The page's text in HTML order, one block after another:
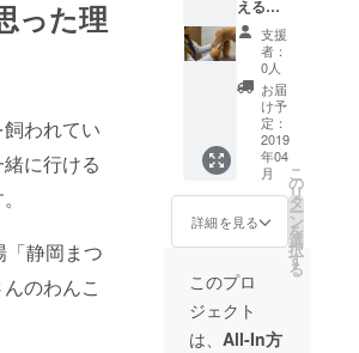
った理
われてい
に行ける
静岡まつ
のわんこ
えるト
リミン
グ割引
券(2000
円分)を
お渡し
しま
す。 有
効期限
はあり
ませ
ん。
支援
者：
0人
お届
け予
定：
2019
年04
月
詳細を見る
こ
の
リ
タ
ー
ン
を
選
択
す
る
このプロ
ジェクト
は、 All-In方